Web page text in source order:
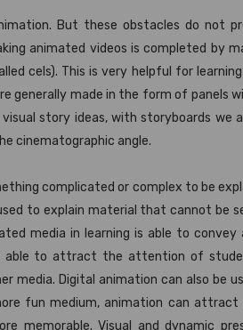
But these obstacles do not
animated videos is completed by
cels). This is very helpful for
generally made in the form of panels
story ideas, with storyboards we
cinematographic angle.
complicated or complex to be
to explain material that cannot be
media in learning is able to convey
able to attract the attention of
media. Digital animation can also be
fun medium, animation can
memorable. Visual and dynamic